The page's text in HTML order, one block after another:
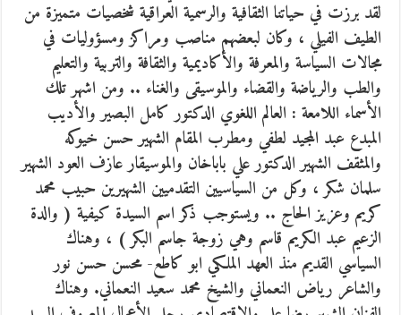
لقد برزت في حياتنا الثقافية والرسمية العراقية شخصيات متميزة من
الطيف الفيلي ، وكان لبعضهم مناصب ومراكز ومسؤوليات في
مجالات السياسة والمعرفة والأكاديمية والثقافة والتربية والتعليم
والطب والرياضة والقضاء والموسيقى والغناء .. ومن اشهر تلك
الأسماء اللامعة : العالم اللغوي الدكتور كامل البصير والأديب
المبدع عبد المجيد لطفي ومطرب المقام الشهير حسن خيوكه
والمثقف الشهير الدكتور علي باباخان والموسيقار عازف العود الشهير
سلمان شكر ، وكل من السياسيين التقدميين الشهيرين حبيب محمد
كريم وعزيز الحاج .. ويستوجب ذكر اسم السيدة كيفية ( والدة
الزعيم عبد الكريم قاسم وهي زوجة جاسم البكر ) ، وهناك
السياسي القديم منذ العهد الملكي ابو كاطع- محسن حسن نور
والشاعر رياض النعماني والشيخ محمد سعيد النعماني. وهناك